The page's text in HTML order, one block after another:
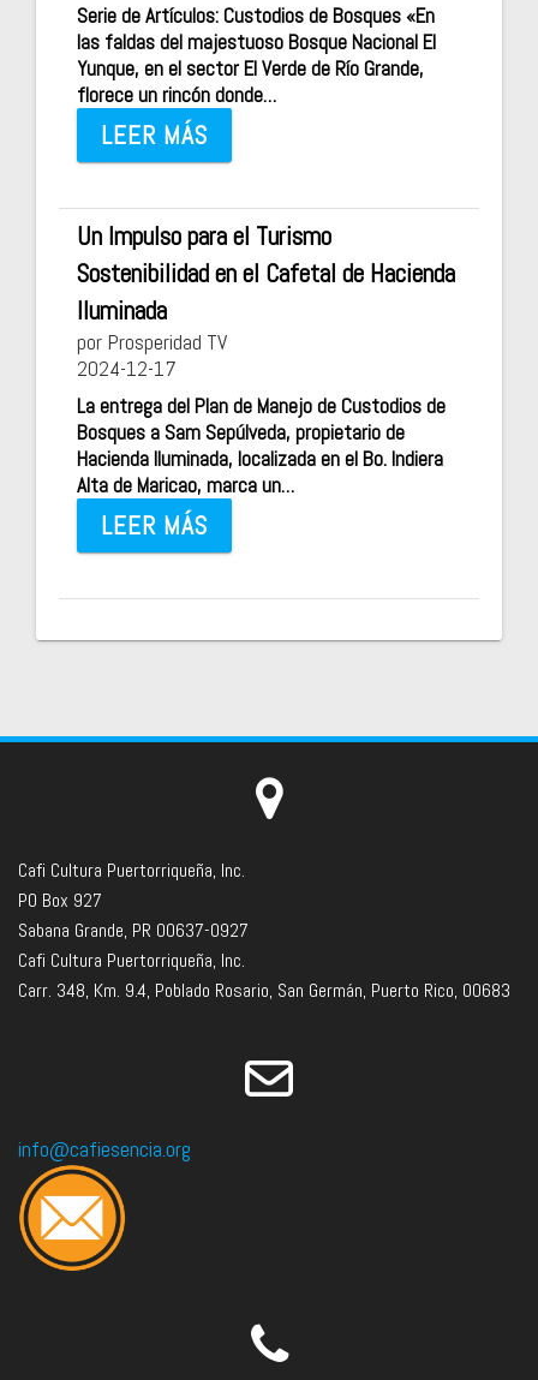
Serie de Artículos: Custodios de Bosques «En
las faldas del majestuoso Bosque Nacional El
Yunque, en el sector El Verde de Río Grande,
florece un rincón donde…
LEER MÁS
Un Impulso para el Turismo
Sostenibilidad en el Cafetal de Hacienda
Iluminada
por Prosperidad TV
2024-12-17
La entrega del Plan de Manejo de Custodios de
Bosques a Sam Sepúlveda, propietario de
Hacienda Iluminada, localizada en el Bo. Indiera
Alta de Maricao, marca un…
LEER MÁS
Cafi Cultura Puertorriqueña, Inc.
PO Box 927
Sabana Grande, PR 00637-0927
Cafi Cultura Puertorriqueña, Inc.
Carr. 348, Km. 9.4, Poblado Rosario, San Germán, Puerto Rico, 00683
info@cafiesencia.org